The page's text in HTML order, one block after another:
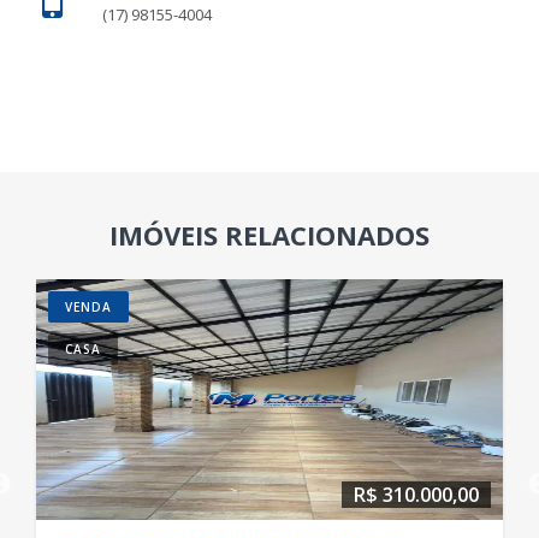
(17) 98155-4004
IMÓVEIS RELACIONADOS
VENDA
CASA
R$ 310.000,00